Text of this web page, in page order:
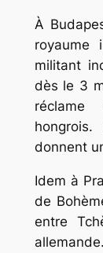
À
royaume
militant
dès le 3
réclame
donnent
Idem à
de
entre